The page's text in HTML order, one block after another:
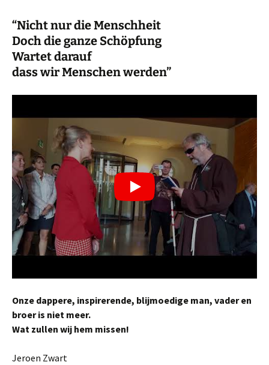
“Nicht nur die Menschheit
Doch die ganze Schöpfung
Wartet darauf
dass wir Menschen werden”
Onze dappere, inspirerende, blijmoedige man, vader en
broer is niet meer.
Wat zullen wij hem missen!
Jeroen Zwart